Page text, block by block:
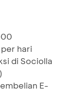
hari
di Sociolla
E-